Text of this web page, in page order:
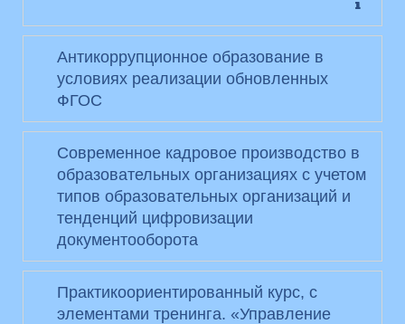
Антикоррупционное образование в
условиях реализации обновленных
ФГОС
Современное кадровое производство в
образовательных организациях с учетом
типов образовательных организаций и
тенденций цифровизации
документооборота
Практикоориентированный курс, с
элементами тренинга. «Управление